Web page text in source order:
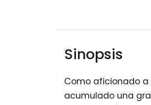
Sinopsis
Como aficionado a
acumulado una